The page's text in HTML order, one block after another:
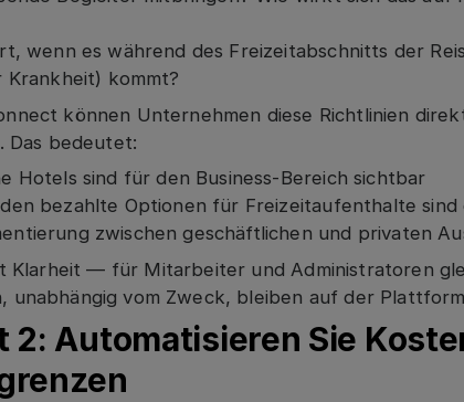
wenn es während des Freizeitabschnitts der
Krankheit) kommt?
können Unternehmen diese Richtlinien
Das bedeutet:
Hotels sind für den Business-Bereich sichtbar
bezahlte Optionen für Freizeitaufenthalte
zwischen geschäftlichen und privaten
Klarheit — für Mitarbeiter und Administratoren
unabhängig vom Zweck, bleiben auf der
2: Automatisieren Sie